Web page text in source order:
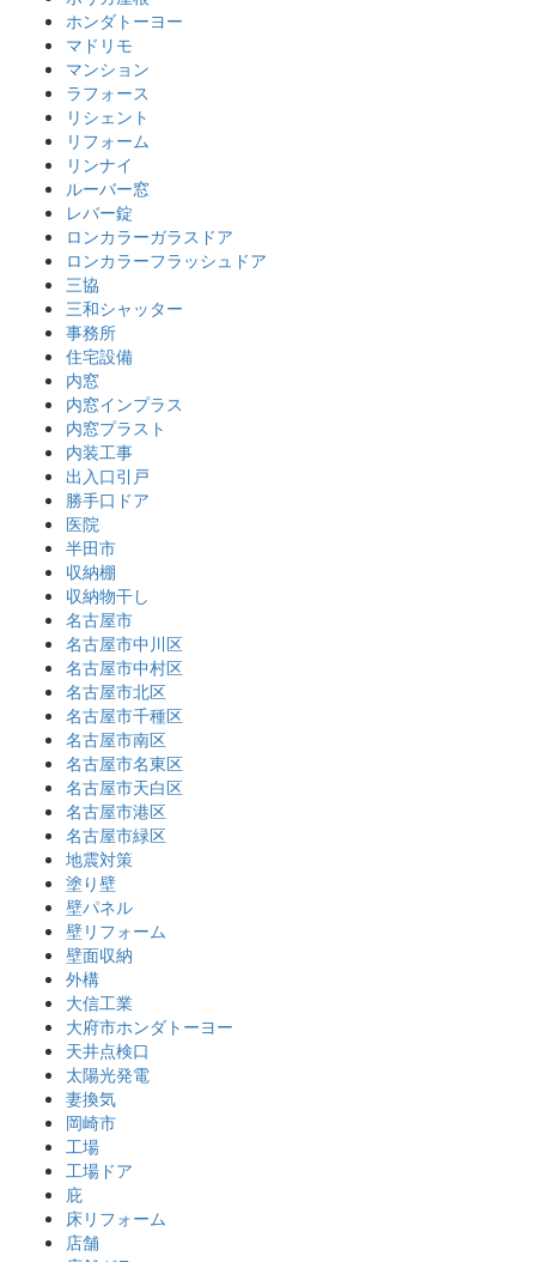
ホンダトーヨー
マドリモ
マンション
ラフォース
リシェント
リフォーム
リンナイ
ルーバー窓
レバー錠
ロンカラーガラスドア
ロンカラーフラッシュドア
三協
三和シャッター
事務所
住宅設備
内窓
内窓インプラス
内窓プラスト
内装工事
出入口引戸
勝手口ドア
医院
半田市
収納棚
収納物干し
名古屋市
名古屋市中川区
名古屋市中村区
名古屋市北区
名古屋市千種区
名古屋市南区
名古屋市名東区
名古屋市天白区
名古屋市港区
名古屋市緑区
地震対策
塗り壁
壁パネル
壁リフォーム
壁面収納
外構
大信工業
大府市ホンダトーヨー
天井点検口
太陽光発電
妻換気
岡崎市
工場
工場ドア
庇
床リフォーム
店舗